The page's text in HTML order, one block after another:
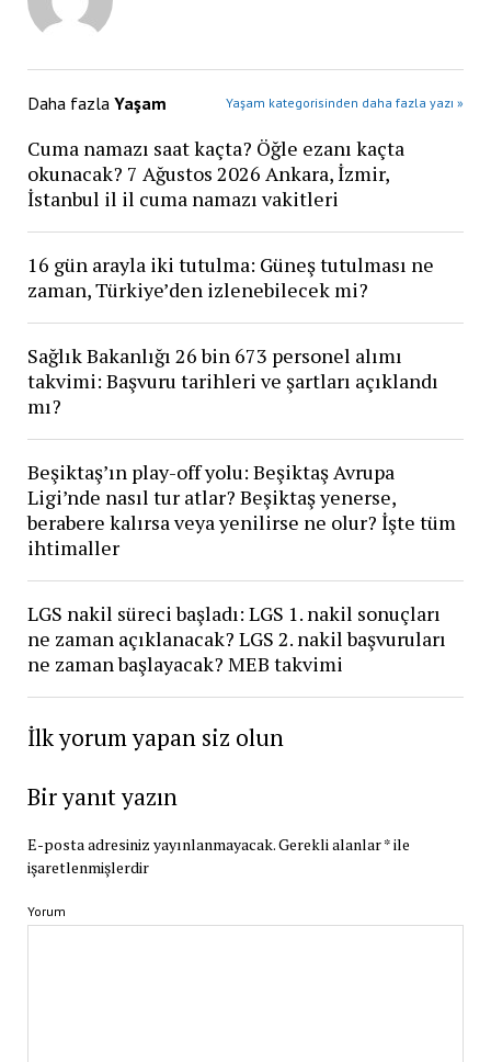
Daha fazla Yaşam Yaşam kategorisinden daha fazla yazı »
Cuma namazı saat kaçta? Öğle ezanı kaçta
okunacak? 7 Ağustos 2026 Ankara, İzmir,
İstanbul il il cuma namazı vakitleri
16 gün arayla iki tutulma: Güneş tutulması ne
zaman, Türkiye’den izlenebilecek mi?
Sağlık Bakanlığı 26 bin 673 personel alımı
takvimi: Başvuru tarihleri ve şartları açıklandı
mı?
Beşiktaş’ın play-off yolu: Beşiktaş Avrupa
Ligi’nde nasıl tur atlar? Beşiktaş yenerse,
berabere kalırsa veya yenilirse ne olur? İşte tüm
ihtimaller
LGS nakil süreci başladı: LGS 1. nakil sonuçları
ne zaman açıklanacak? LGS 2. nakil başvuruları
ne zaman başlayacak? MEB takvimi
İlk yorum yapan siz olun
Bir yanıt yazın
E-posta adresiniz yayınlanmayacak.Gerekli alanlar*ile
işaretlenmişlerdir
Yorum